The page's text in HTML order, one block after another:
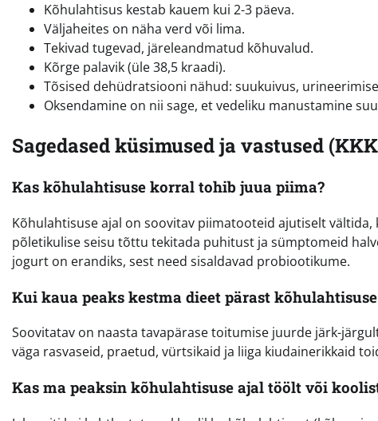
Kõhulahtisus kestab kauem kui 2-3 päeva.
Väljaheites on näha verd või lima.
Tekivad tugevad, järeleandmatud kõhuvalud.
Kõrge palavik (üle 38,5 kraadi).
Tõsised dehüdratsiooni nähud: suukuivus,
Oksendamine on nii sage, et vedeliku manustamine
Sagedased küsimused ja vastused
Kas kõhulahtisuse korral tohib juua piima?
Kõhulahtisuse ajal on soovitav piimatooteid ajutiselt
põletikulise seisu tõttu tekitada puhitust ja sümptomeid
jogurt on erandiks, sest need sisaldavad probiootikume.
Kui kaua peaks kestma dieet pärast
Soovitatav on naasta tavapärase toitumise juurde järk-
väga rasvaseid, praetud, vürtsikaid ja liiga kiudainerikkaid
Kas ma peaksin kõhulahtisuse ajal töölt või